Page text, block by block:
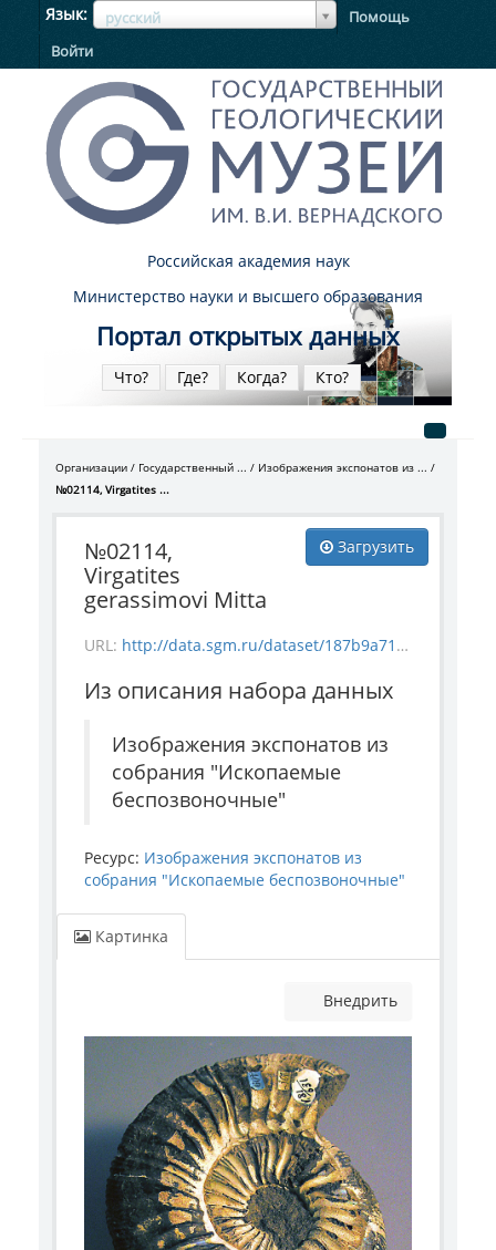
Язык русский
ЯзыкЯзык
Помощь
Войти
Российская академия наук
Министерство науки и высшего образования
Портал открытых данных
Что? Где? Когда? Кто?
Организации Государственный ...
Изображения экспонатов из ...
№02114, Virgatites ...
Загрузить
№02114,
Virgatites
gerassimovi Mitta
URL: http://data.sgm.ru/dataset/187b9a71-4c85-43ec-99fe-080bdf792007/resource/a7637c90-978e-4c15-809d-fb6e44175221/download/invertebrate_2114.jpg
Из описания набора данных
Изображения экспонатов из
собрания "Ископаемые
беспозвоночные"
Ресурс: Изображения экспонатов из
собрания "Ископаемые беспозвоночные"
Картинка
Внедрить